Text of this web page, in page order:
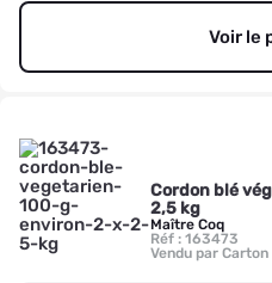
Voir le
Cordon blé
2,5 kg
Maître Coq
Réf : 163473
Vendu par Carton